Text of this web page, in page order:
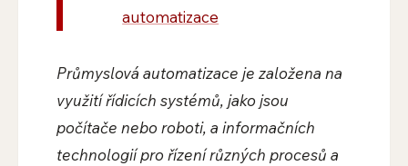
automatizace
Průmyslová automatizace je založena na
využití řídicích systémů, jako jsou
počítače nebo roboti, a informačních
technologií pro řízení různých procesů a